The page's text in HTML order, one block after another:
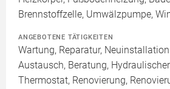
Brennstoffzelle, Umwälzpumpe,
ANGEBOTENE TÄTIGKEITEN
Wartung, Reparatur,
Austausch, Beratung,
Thermostat, Renovierung,